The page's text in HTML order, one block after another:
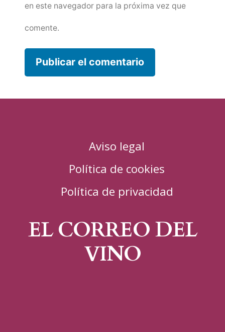
en este navegador para la próxima vez que
comente.
Aviso legal
Política de cookies
Política de privacidad
EL CORREO DEL
VINO